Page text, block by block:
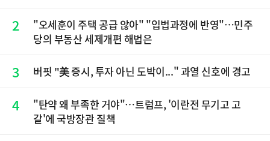
2
"오세훈이 주택 공급 않아" "입법과정에 반영"…민주
당의 부동산 세제개편 해법은
3 버핏 "美 증시, 투자 아닌 도박이..." 과열 신호에 경고
4
"탄약 왜 부족한 거야"…트럼프, '이란전 무기고 고
갈'에 국방장관 질책